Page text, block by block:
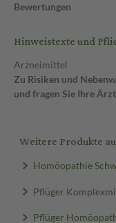
Bewertungen
Hinweistexte und
Arzneimittel
Zu Risiken und
und fragen Sie Ihre
Weitere Produkte
Homöopathie
Pflüger
Pflüger